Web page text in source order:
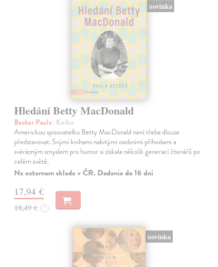
novinka
Hledání Betty MacDonald
Becker Paula| Kniha
Americkou spisovatelku Betty MacDonald není třeba dlouze
představovat. Svými knihami nabitými osobními příhodami a
svérázným smyslem pro humor si získala několik generací čtenářů po
celém světě.
Na externom sklade v ČR. Dodanie do 16 dní
17,94 €
18,49 € ?
novinka